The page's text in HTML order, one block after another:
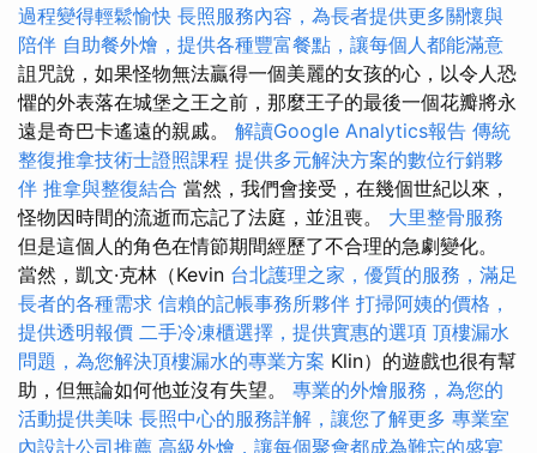
過程變得輕鬆愉快 長照服務內容，為長者提供更多關懷與
陪伴 自助餐外燴，提供各種豐富餐點，讓每個人都能滿意
詛咒說，如果怪物無法贏得一個美麗的女孩的心，以令人恐
懼的外表落在城堡之王之前，那麼王子的最後一個花瓣將永
遠是奇巴卡遙遠的親戚。 解讀Google Analytics報告 傳統
整復推拿技術士證照課程 提供多元解決方案的數位行銷夥
伴 推拿與整復結合 當然，我們會接受，在幾個世紀以來，
怪物因時間的流逝而忘記了法庭，並沮喪。 大里整骨服務
但是這個人的角色在情節期間經歷了不合理的急劇變化。
當然，凱文·克林（Kevin 台北護理之家，優質的服務，滿足
長者的各種需求 信賴的記帳事務所夥伴 打掃阿姨的價格，
提供透明報價 二手冷凍櫃選擇，提供實惠的選項 頂樓漏水
問題，為您解決頂樓漏水的專業方案 Klin）的遊戲也很有幫
助，但無論如何他並沒有失望。 專業的外燴服務，為您的
活動提供美味 長照中心的服務詳解，讓您了解更多 專業室
內設計公司推薦 高級外燴，讓每個聚會都成為難忘的盛宴